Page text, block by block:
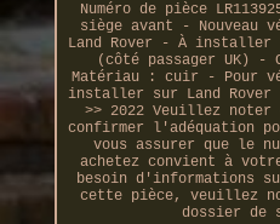
Numéro de pièce
siège avant - Nouveau
Land Rover - À installer
(côté passager UK) -
Matériau : cuir - Pour
installer sur Land Rover
>> 2022 Veuillez noter
confirmer l'adéquation
vous assurer que le
achetez convient à
besoin d'informations
cette pièce, veuillez
dossier de